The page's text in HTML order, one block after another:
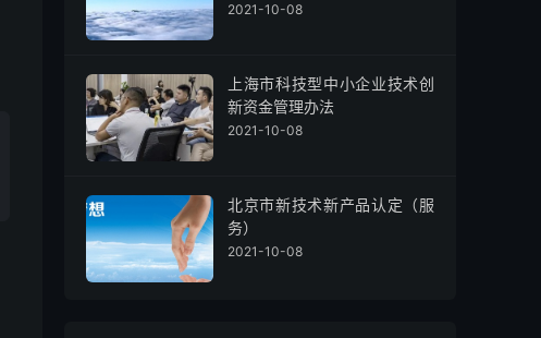
2021-10-08
上海市科技型中小企业技术创
新资金管理办法
2021-10-08
北京市新技术新产品认定（服
务）
2021-10-08